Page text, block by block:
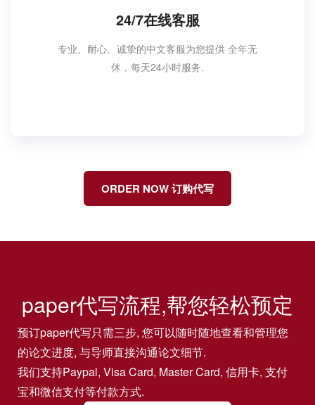
24/7在线客服
专业、耐心、诚挚的中文客服为您提供 全年无
休，每天24小时服务.
ORDER NOW 订购代写
paper代写流程,帮您轻松预定
预订paper代写只需三步, 您可以随时随地查看和管理您
的论文进度, 与导师直接沟通论文细节.
我们支持Paypal, Visa Card, Master Card, 信用卡, 支付
宝和微信支付等付款方式.